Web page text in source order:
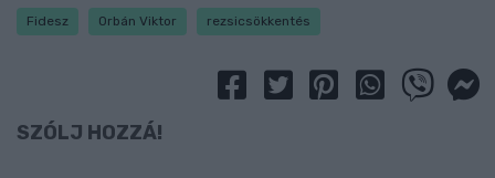
Fidesz Orbán Viktor rezsicsökkentés
SZÓLJ HOZZÁ!